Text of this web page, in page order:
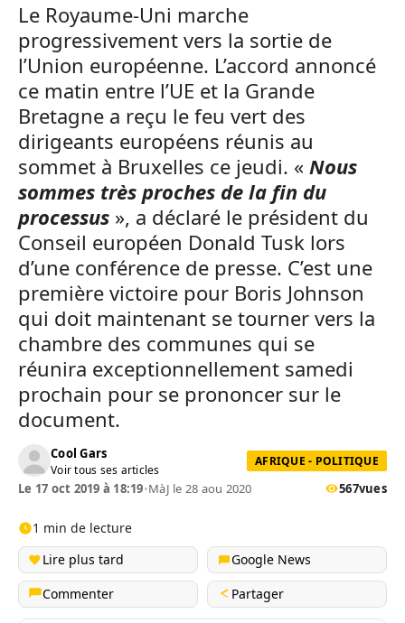
Le Royaume-Uni marche
progressivement vers la sortie de
l’Union européenne. L’accord annoncé
ce matin entre l’UE et la Grande
Bretagne a reçu le feu vert des
dirigeants européens réunis au
sommet à Bruxelles ce jeudi. « Nous
sommes très proches de la fin du
processus », a déclaré le président du
Conseil européen Donald Tusk lors
d’une conférence de presse. C’est une
première victoire pour Boris Johnson
qui doit maintenant se tourner vers la
chambre des communes qui se
réunira exceptionnellement samedi
prochain pour se prononcer sur le
document.
Cool Gars
Voir tous ses articles
AFRIQUE - POLITIQUE
Le 17 oct 2019 à 18:19•MàJ le 28 aou 2020 567vues
1 min de lecture
Lire plus tard
Google News
Commenter
Partager